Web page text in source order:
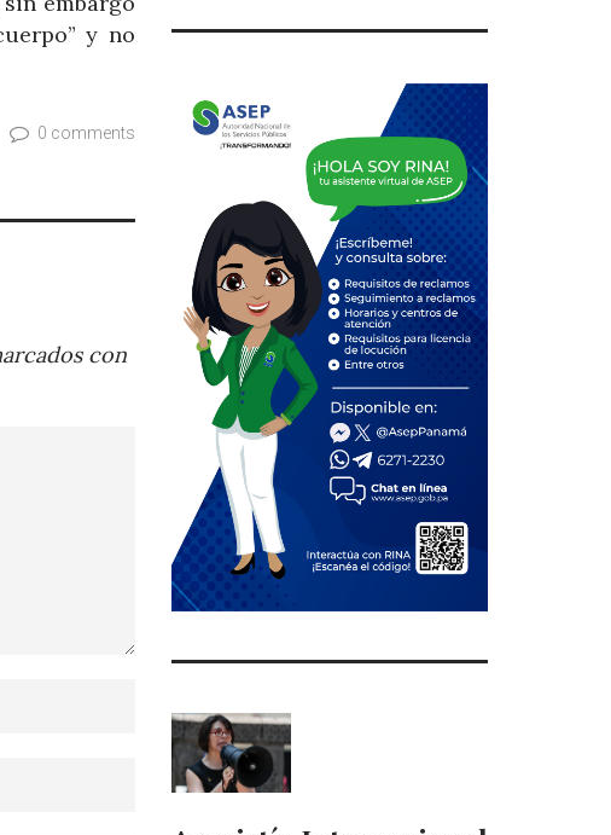
y no
0 comments
con